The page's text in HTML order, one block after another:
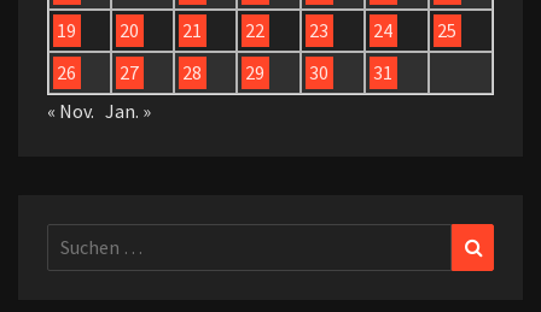
19
20 21 22 23 24
25
26
27 28 29 30
31
« Nov. Jan. »
Suchen
nach: